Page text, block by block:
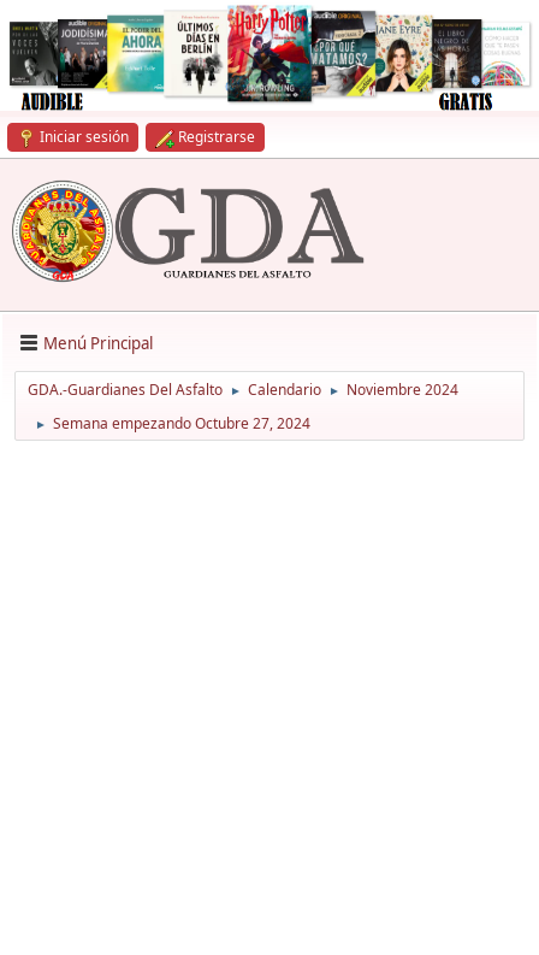
Iniciar sesión Registrarse
Menú Principal
GDA.-Guardianes Del Asfalto ► Calendario ► Noviembre 2024
► Semana empezando Octubre 27, 2024